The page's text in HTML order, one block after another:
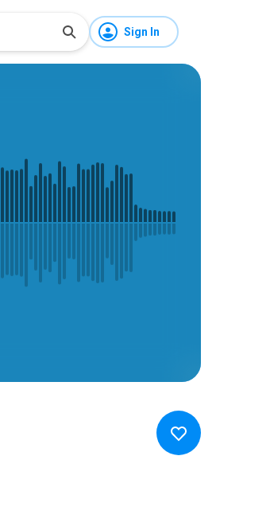
Sign In